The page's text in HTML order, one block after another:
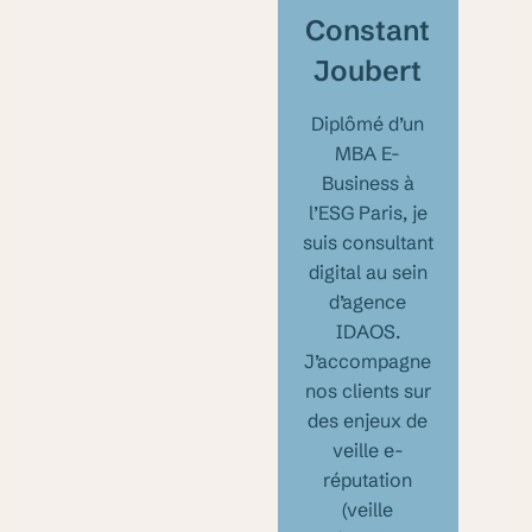
Constant
Joubert
Diplômé d’un
MBA E-
Business à
l’ESG Paris, je
suis consultant
digital au sein
d’agence
IDAOS.
J’accompagne
nos clients sur
des enjeux de
veille e-
réputation
(veille